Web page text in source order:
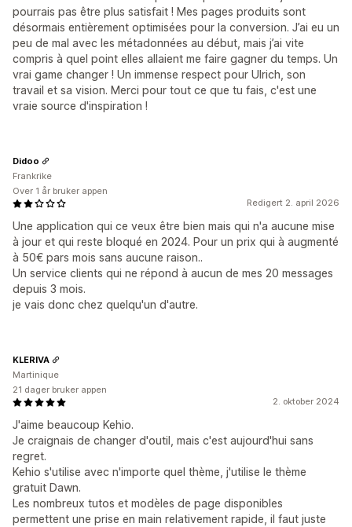
pourrais pas être plus satisfait ! Mes pages produits sont
désormais entièrement optimisées pour la conversion. J’ai eu un
peu de mal avec les métadonnées au début, mais j’ai vite
compris à quel point elles allaient me faire gagner du temps. Un
vrai game changer ! Un immense respect pour Ulrich, son
travail et sa vision. Merci pour tout ce que tu fais, c'est une
vraie source d'inspiration !
Redigert 2. april 2026
Une application qui ce veux être bien mais qui n'a aucune mise
à jour et qui reste bloqué en 2024. Pour un prix qui à augmenté
à 50€ pars mois sans aucune raison..
Un service clients qui ne répond à aucun de mes 20 messages
depuis 3 mois.
je vais donc chez quelqu'un d'autre.
Didoo
Frankrike
Over 1 år bruker appen
2. oktober 2024
J'aime beaucoup Kehio.
Je craignais de changer d'outil, mais c'est aujourd'hui sans
regret.
Kehio s'utilise avec n'importe quel thème, j'utilise le thème
gratuit Dawn.
Les nombreux tutos et modèles de page disponibles
permettent une prise en main relativement rapide, il faut juste
KLERIVA
Martinique
21 dager bruker appen